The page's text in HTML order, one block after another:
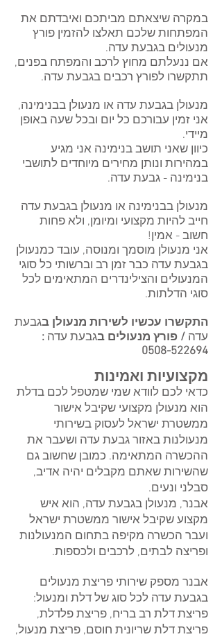
במקרה שיצאתם מביתכם ואיבדתם את
המפתחות שלכם תאלצו להזמין פורץ
מנעולים בגבעת עדה.
אם ננעלתם מחוץ לרכב והמפתח בפנים,
תתקשרו לפורץ רכבים בגבעת עדה.
מנעולן בגבעת עדה או מנעולן בבנימינה,
אני זמין עבורכם כל יום ובכל שעה באופן
מיידי.
כיוון שאני תושב בנימינה אני מגיע
במהירות ונותן מחירים מיוחדים לתושבי
בנימינה - גבעת עדה.
מנעולן בבנימינה או מנעולן בגבעת עדה
חייב להיות מקצועי ומיומן, ולא פחות
חשוב - אמין!
אני מנעולן מוסמך ומנוסה, עובד כמנעולן
בגבעת עדה כבר זמן רב וברשותי כל סוגי
המנעולים והצילינדרים המתאימים לכל
סוגי הדלתות.
התקשרו עכשיו לשירות מנעולן בגבעת
עדה / פורץ מנעולים בגבעת עדה :
0508-522694
מקצועיות ואמינות
כדאי לכם לוודא שמי שמטפל לכם בדלת
הוא מנעולן מקצועי שקיבל אישור
ממשטרת ישראל לעסוק בשירותי
מנעולנות באזור גבעת עדה ושעבר את
ההכשרה המתאימה. כמובן שחשוב גם
שהשירות שאתם מקבלים יהיה אדיב,
סבלני ונעים.
אבנר, מנעולן בגבעת עדה, הוא איש
מקצוע שקיבל אישור ממשטרת ישראל
ועבר הכשרה מקיפה בתחום המנעולנות
ופריצה לבתים, לרכבים ולכספות.
אבנר מספק שירותי פריצת מנעולים
בגבעת עדה לכל סוג של דלת ומנעול:
פריצת דלת רב בריח, פריצת פלדלת,
פריצת דלת שריונית חוסם, פריצת מנעול,